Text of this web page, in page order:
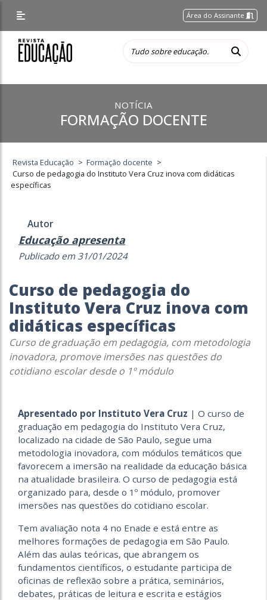
Área do Assinante
NOTÍCIA
FORMAÇÃO DOCENTE
Revista Educação > Formação docente >
Curso de pedagogia do Instituto Vera Cruz inova com didáticas
específicas
Autor
Educação apresenta
Publicado em 31/01/2024
Curso de pedagogia do
Instituto Vera Cruz inova com
didáticas específicas
Curso de graduação em pedagogia, com metodologia
inovadora, promove imersões nas questões do
cotidiano escolar desde o 1º módulo
Apresentado por Instituto Vera Cruz | O curso de
graduação em pedagogia do Instituto Vera Cruz,
localizado na cidade de São Paulo, segue uma
metodologia inovadora, com módulos temáticos que
favorecem a imersão na realidade da educação básica
na atualidade brasileira. O curso de pedagogia está
organizado para, desde o 1º módulo, promover
imersões nas questões do cotidiano escolar.
Tem avaliação nota 4 no Enade e está entre as
melhores formações de pedagogia em São Paulo.
Além das aulas teóricas, que abrangem os
fundamentos científicos, o estudante participa de
oficinas de reflexão sobre a prática, seminários,
debates, práticas de leitura e escrita e estágios